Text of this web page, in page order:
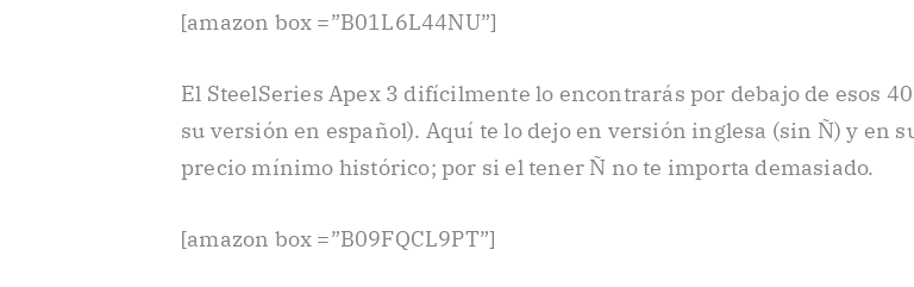
[amazon box =”B01L6L44NU”]
El SteelSeries Apex 3 difícilmente lo encontrarás por debajo de esos
su versión en español). Aquí te lo dejo en versión inglesa (sin Ñ) y en
precio mínimo histórico; por si el tener Ñ no te importa demasiado.
[amazon box =”B09FQCL9PT”]